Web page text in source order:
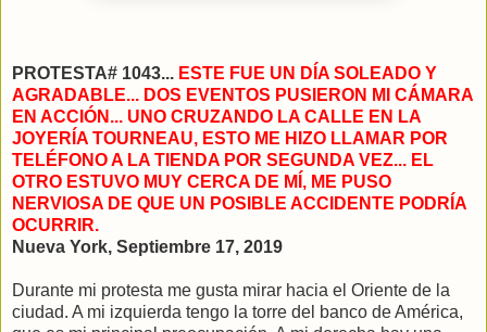
PROTESTA# 1043... ESTE FUE UN DÍA SOLEADO Y
AGRADABLE... DOS EVENTOS PUSIERON MI CÁMARA
EN ACCIÓN... UNO CRUZANDO LA CALLE EN LA
JOYERÍA TOURNEAU, ESTO ME HIZO LLAMAR POR
TELÉFONO A LA TIENDA POR SEGUNDA VEZ... EL
OTRO ESTUVO MUY CERCA DE MÍ, ME PUSO
NERVIOSA DE QUE UN POSIBLE ACCIDENTE PODRÍA
OCURRIR.
Nueva York, Septiembre 17, 2019
Durante mi protesta me gusta mirar hacia el Oriente de la
ciudad. A mi izquierda tengo la torre del banco de América,